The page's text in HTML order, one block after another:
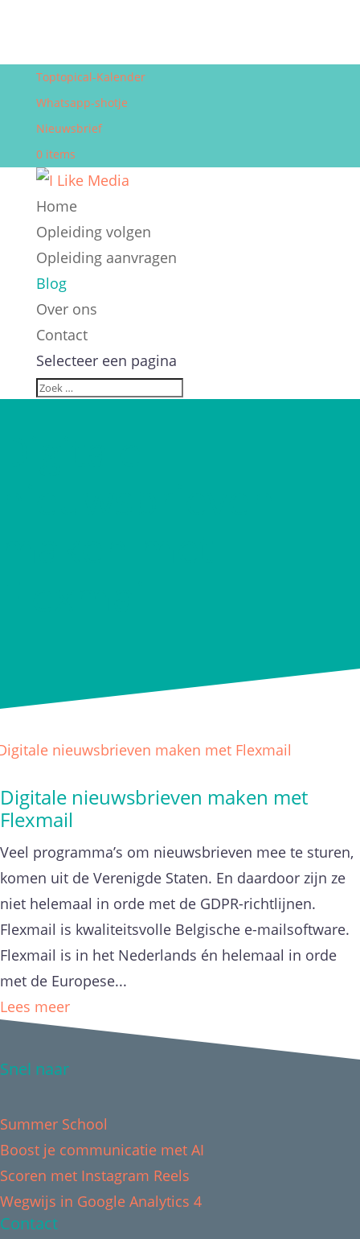
Toptopical-Kalender
Whatsapp-shotje
Nieuwsbrief
0 items
Home
Opleiding volgen
Opleiding aanvragen
Blog
Over ons
Contact
Selecteer een pagina
Digitale nieuwsbrieven maken met
Flexmail
Veel programma’s om nieuwsbrieven mee te sturen,
komen uit de Verenigde Staten. En daardoor zijn ze
niet helemaal in orde met de GDPR-richtlijnen.
Flexmail is kwaliteitsvolle Belgische e-mailsoftware.
Flexmail is in het Nederlands én helemaal in orde
met de Europese...
Lees meer
Snel naar
Summer School
Boost je communicatie met AI
Scoren met Instagram Reels
Wegwijs in Google Analytics 4
Contact